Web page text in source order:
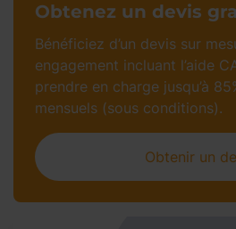
Obtenez un devis
Bénéficiez d’un devis sur
engagement incluant l’aide
prendre en charge jusqu’à
mensuels (sous conditions).
Obtenir un